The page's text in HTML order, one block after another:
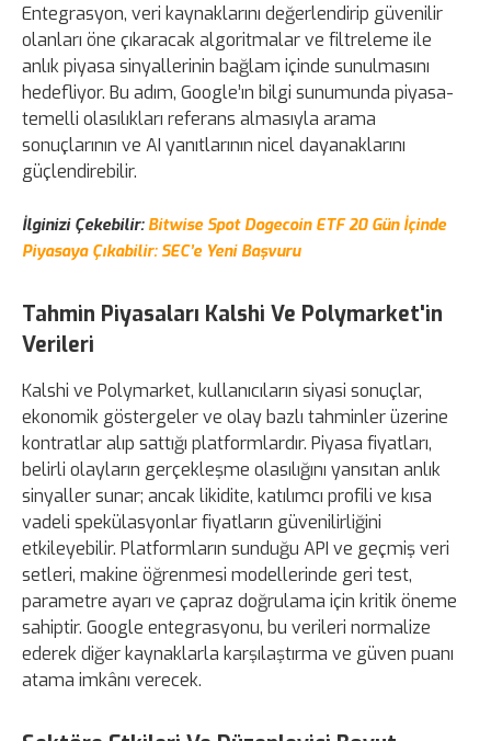
Entegrasyon, veri kaynaklarını değerlendirip güvenilir
olanları öne çıkaracak algoritmalar ve filtreleme ile
anlık piyasa sinyallerinin bağlam içinde sunulmasını
hedefliyor. Bu adım, Google’ın bilgi sunumunda piyasa-
temelli olasılıkları referans almasıyla arama
sonuçlarının ve AI yanıtlarının nicel dayanaklarını
güçlendirebilir.
İlginizi Çekebilir: Bitwise Spot Dogecoin ETF 20 Gün İçinde
Piyasaya Çıkabilir: SEC’e Yeni Başvuru
Tahmin Piyasaları Kalshi Ve Polymarket'in
Verileri
Kalshi ve Polymarket, kullanıcıların siyasi sonuçlar,
ekonomik göstergeler ve olay bazlı tahminler üzerine
kontratlar alıp sattığı platformlardır. Piyasa fiyatları,
belirli olayların gerçekleşme olasılığını yansıtan anlık
sinyaller sunar; ancak likidite, katılımcı profili ve kısa
vadeli spekülasyonlar fiyatların güvenilirliğini
etkileyebilir. Platformların sunduğu API ve geçmiş veri
setleri, makine öğrenmesi modellerinde geri test,
parametre ayarı ve çapraz doğrulama için kritik öneme
sahiptir. Google entegrasyonu, bu verileri normalize
ederek diğer kaynaklarla karşılaştırma ve güven puanı
atama imkânı verecek.